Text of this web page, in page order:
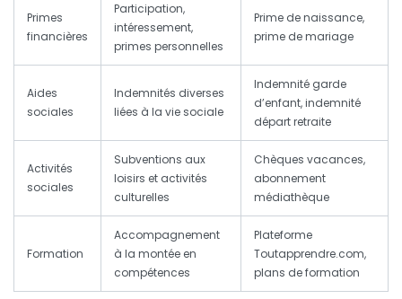
Primes
financières
Participation,
intéressement,
primes personnelles
Prime de naissance,
prime de mariage
Aides
sociales
Indemnités diverses
liées à la vie sociale
Indemnité garde
d’enfant, indemnité
départ retraite
Activités
sociales
Subventions aux
loisirs et activités
culturelles
Chèques vacances,
abonnement
médiathèque
Formation
Accompagnement
à la montée en
compétences
Plateforme
Toutapprendre.com,
plans de formation